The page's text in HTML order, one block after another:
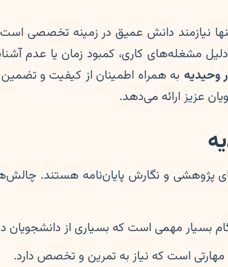
نیازمند دانش عمیق در زمینه تخصصی
مشغله‌های کاری، کمبود زمان یا عدم
وحیدیه به همراه اطمینان از کیفیت و
عزیز ارائه می‌دهد.
پژوهشی و نگارش پایان‌نامه هستند.
بسیار مهمی است که بسیاری از
است که نیاز به تمرین و تخصص دارد.